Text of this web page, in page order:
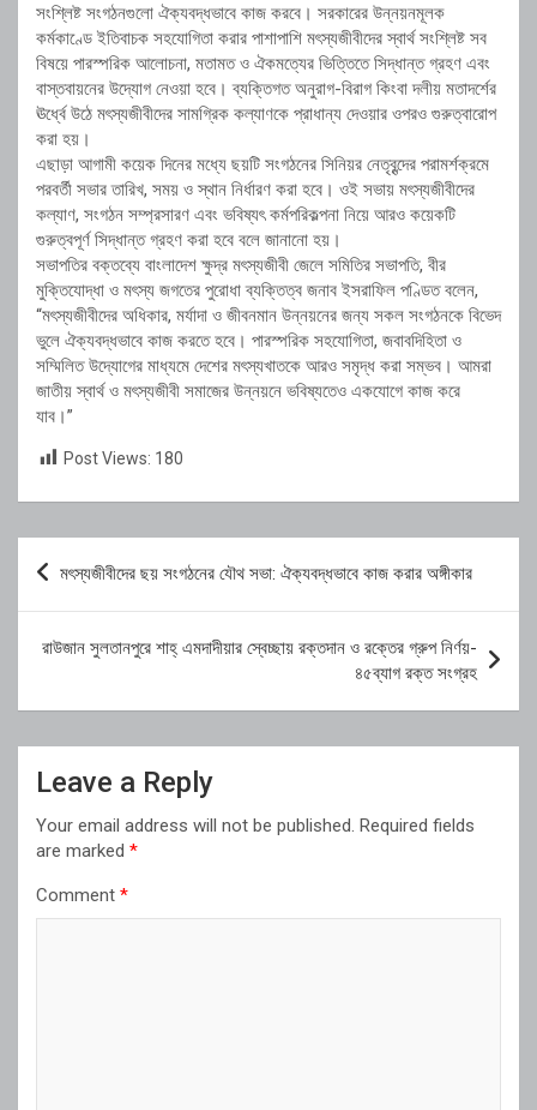
সংশ্লিষ্ট সংগঠনগুলো ঐক্যবদ্ধভাবে কাজ করবে। সরকারের উন্নয়নমূলক
কর্মকাণ্ডে ইতিবাচক সহযোগিতা করার পাশাপাশি মৎস্যজীবীদের স্বার্থ সংশ্লিষ্ট সব
বিষয়ে পারস্পরিক আলোচনা, মতামত ও ঐকমত্যের ভিত্তিতে সিদ্ধান্ত গ্রহণ এবং
বাস্তবায়নের উদ্যোগ নেওয়া হবে। ব্যক্তিগত অনুরাগ-বিরাগ কিংবা দলীয় মতাদর্শের
ঊর্ধ্বে উঠে মৎস্যজীবীদের সামগ্রিক কল্যাণকে প্রাধান্য দেওয়ার ওপরও গুরুত্বারোপ
করা হয়।
এছাড়া আগামী কয়েক দিনের মধ্যে ছয়টি সংগঠনের সিনিয়র নেতৃবৃন্দের পরামর্শক্রমে
পরবর্তী সভার তারিখ, সময় ও স্থান নির্ধারণ করা হবে। ওই সভায় মৎস্যজীবীদের
কল্যাণ, সংগঠন সম্প্রসারণ এবং ভবিষ্যৎ কর্মপরিকল্পনা নিয়ে আরও কয়েকটি
গুরুত্বপূর্ণ সিদ্ধান্ত গ্রহণ করা হবে বলে জানানো হয়।
সভাপতির বক্তব্যে বাংলাদেশ ক্ষুদ্র মৎস্যজীবী জেলে সমিতির সভাপতি, বীর
মুক্তিযোদ্ধা ও মৎস্য জগতের পুরোধা ব্যক্তিত্ব জনাব ইসরাফিল পণ্ডিত বলেন,
“মৎস্যজীবীদের অধিকার, মর্যাদা ও জীবনমান উন্নয়নের জন্য সকল সংগঠনকে বিভেদ
ভুলে ঐক্যবদ্ধভাবে কাজ করতে হবে। পারস্পরিক সহযোগিতা, জবাবদিহিতা ও
সম্মিলিত উদ্যোগের মাধ্যমে দেশের মৎস্যখাতকে আরও সমৃদ্ধ করা সম্ভব। আমরা
জাতীয় স্বার্থ ও মৎস্যজীবী সমাজের উন্নয়নে ভবিষ্যতেও একযোগে কাজ করে
যাব।”
Post Views: 180
Post
navigation
মৎস্যজীবীদের ছয় সংগঠনের যৌথ সভা: ঐক্যবদ্ধভাবে কাজ করার অঙ্গীকার
রাউজান সুলতানপুরে শাহ্ এমদাদীয়ার স্বেচ্ছায় রক্তদান ও রক্তের গ্রুপ নির্ণয়-
৪৫ব্যাগ রক্ত সংগ্রহ
Leave a Reply
Your email address will not be published. Required fields
are marked *
Comment *